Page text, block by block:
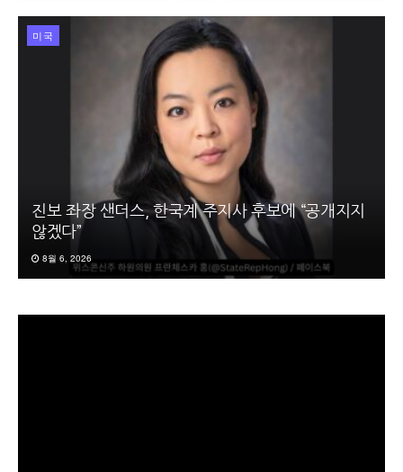
미국
진보 좌장 샌더스, 한국계 주지사 후보에 “공개지지
않겠다”
8월 6, 2026